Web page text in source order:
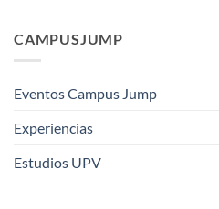
CAMPUSJUMP
Eventos Campus Jump
Experiencias
Estudios UPV